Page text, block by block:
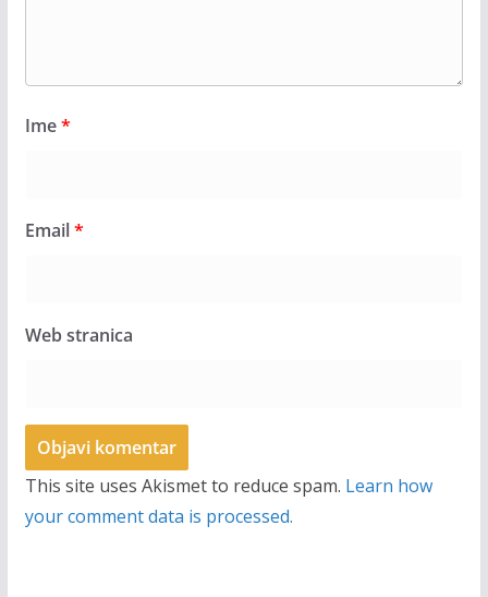
Ime*
Email*
Web stranica
This site uses Akismet to reduce spam. Learn how
your comment data is processed.